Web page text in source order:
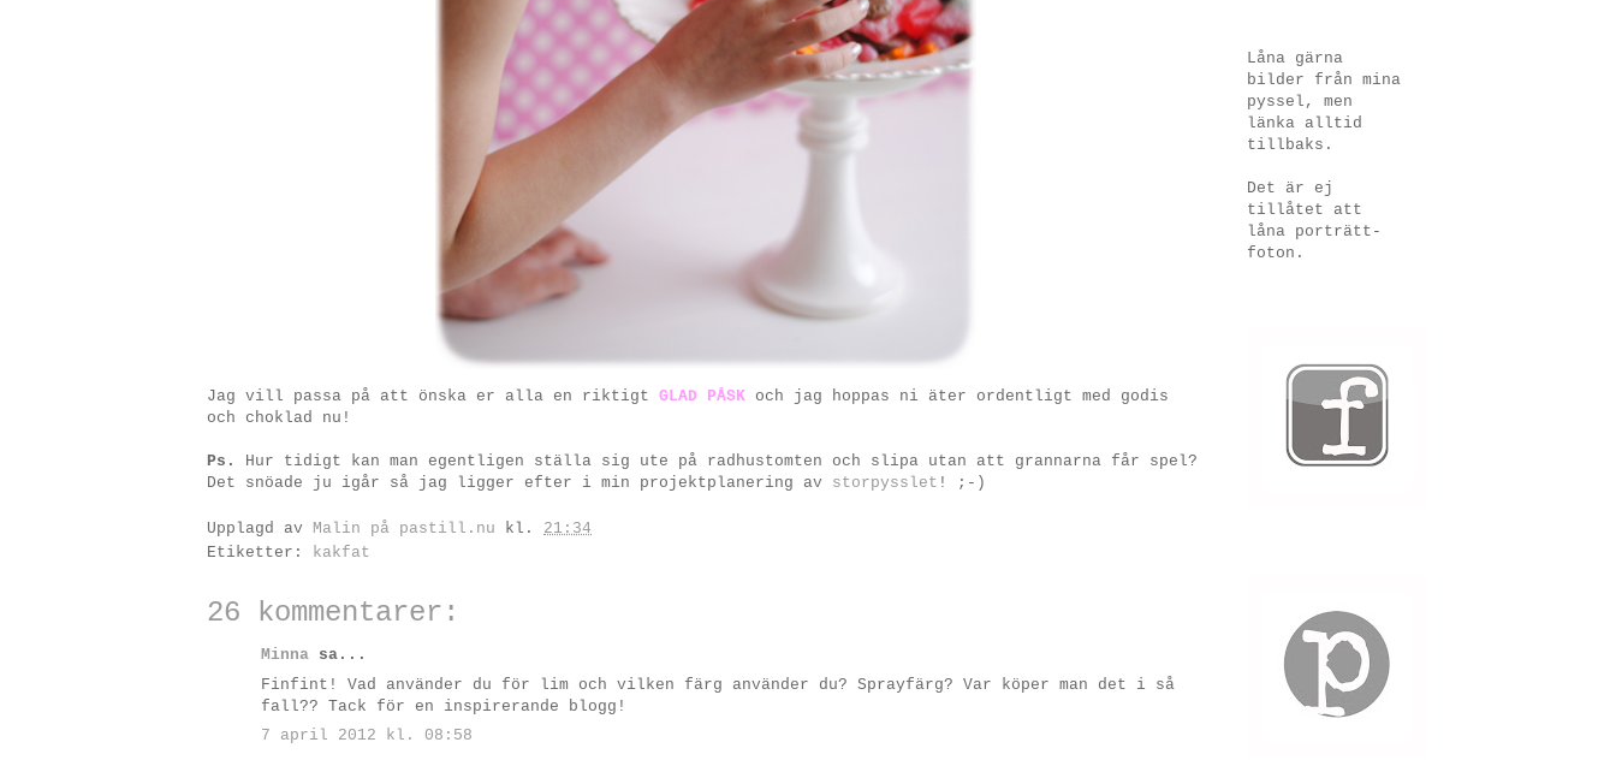
Jag vill passa på att önska er alla en riktigt GLAD PÅSK och jag hoppas ni äter ordentligt med godis
och choklad nu!
Ps.
Hur tidigt kan man egentligen ställa sig ute på radhustomten och slipa utan att grannarna får spel?
Det snöade ju igår så jag ligger efter i min projektplanering av storpysslet ! ;-)
Upplagd av Malin på pastill.nu kl. 21:34
Etiketter: kakfat
26 kommentarer:
Minna sa...
Finfint! Vad använder du för lim och vilken färg använder du? Sprayfärg? Var köper man det i så
fall?? Tack för en inspirerande blogg!
7 april 2012 kl. 08:58
Låna gärna
bilder från mina
pyssel, men
länka alltid
tillbaks.
Det är ej
tillåtet att
låna porträtt-
foton.